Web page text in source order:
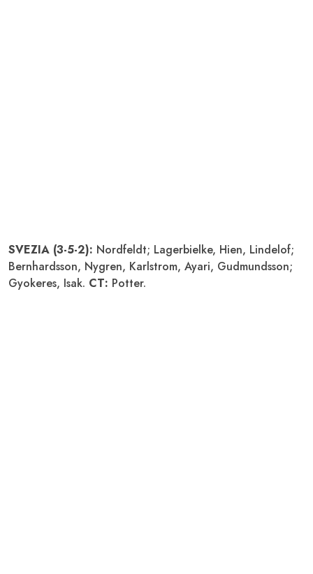
SVEZIA (3-5-2): Nordfeldt; Lagerbielke, Hien, Lindelof;
Bernhardsson, Nygren, Karlstrom, Ayari, Gudmundsson;
Gyokeres, Isak. CT: Potter.